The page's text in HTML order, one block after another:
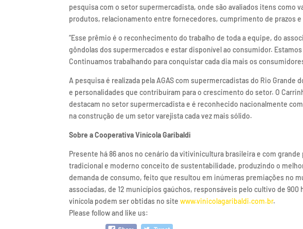
pesquisa com o setor supermercadista, onde são avaliados itens como
produtos, relacionamento entre fornecedores, cumprimento de prazos e
“Esse prêmio é o reconhecimento do trabalho de toda a equipe, do
gôndolas dos supermercados e estar disponível ao consumidor.
Continuamos trabalhando para conquistar cada dia mais os
A pesquisa é realizada pela AGAS com supermercadistas do Rio
e personalidades que contribuíram para o crescimento do setor. O
destacam no setor supermercadista e é reconhecido nacionalmente
na construção de um setor varejista cada vez mais sólido.
Sobre a Cooperativa Vinícola Garibaldi
Presente há 86 anos no cenário da vitivinicultura brasileira e com
tradicional e moderno conceito de sustentabilidade, produzindo o
demanda de consumo, feito que resultou em inúmeras premiações no
associadas, de 12 municípios gaúchos, responsáveis pelo cultivo de
vinícola podem ser obtidas no sitewww.vinicolagaribaldi.com.br.
Please follow and like us: